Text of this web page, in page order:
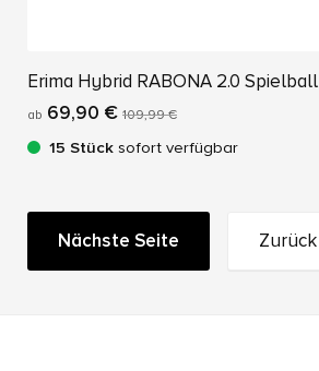
Erima Hybrid RABONA 2.0 Spielball
ab 69,90 € 109,99 €
15 Stück sofort verfügbar
Nächste Seite Zurück